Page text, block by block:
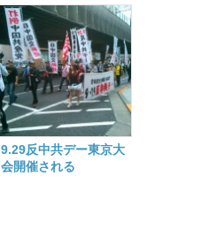
9.29反中共デー東京大
会開催される